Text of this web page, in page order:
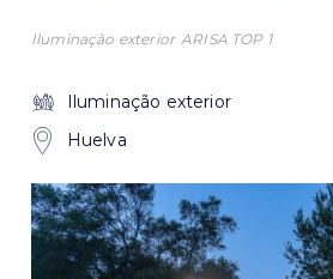
Iluminação exterior ARISA TOP 1
Iluminação exterior
Huelva